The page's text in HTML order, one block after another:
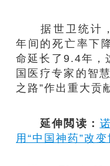
据世卫统计，
年间的死亡率下
命延长了9.4年，
国医疗专家的智
之路”作出重大
延伸閲读：
用“中国神药”改变